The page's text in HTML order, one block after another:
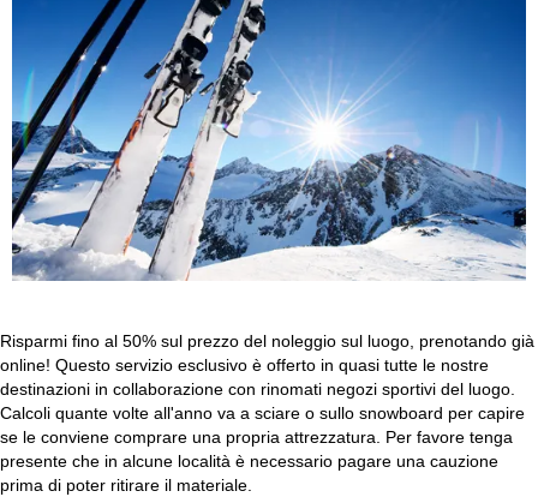
Ulteriori informazioni sull'uso dei cookie e sulla possibilità di farlo.
Può modificare le sue impostazioni nella nostra
Informazioni riguardanti la responsabilità possono essere
consultate sulle nostreNote legali
. Informazioni sull'utilizzo dei dati
personali e i Suoi diritti possono essere consultate qui
Accetto
a
g
e
Risparmi fino al 50% sul prezzo del noleggio sul luogo, prenotando già
online! Questo servizio esclusivo è offerto in quasi tutte le nostre
destinazioni in collaborazione con rinomati negozi sportivi del luogo.
Calcoli quante volte all'anno va a sciare o sullo snowboard per capire
se le conviene comprare una propria attrezzatura. Per favore tenga
presente che in alcune località è necessario pagare una cauzione
prima di poter ritirare il materiale.